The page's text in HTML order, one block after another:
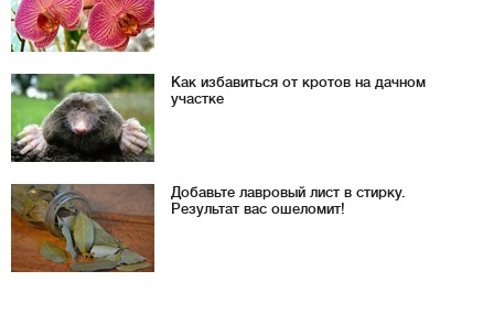
Как избавиться от кротов на дачном
участке
Добавьте лавровый лист в стирку.
Результат вас ошеломит!